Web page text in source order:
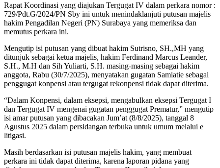
Rapat Koordinasi yang diajukan Tergugat IV dalam perkara nomor :
729/Pdt.G/2024/PN Sby ini untuk menindaklanjuti putusan majelis
hakim Pengadilan Negeri (PN) Surabaya yang memeriksa dan
memutus perkara ini.
Mengutip isi putusan yang dibuat hakim Sutrisno, SH.,MH yang
ditunjuk sebagai ketua majelis, hakim Ferdinand Marcus Leander,
S.H., M.H dan Sih Yuliarti, S.H. masing-masing sebagai hakim
anggota, Rabu (30/7/2025), menyatakan gugatan Samiatie sebagai
penggugat konpensi atau tergugat rekonpensi tidak dapat diterima.
“Dalam Konpensi, dalam eksepsi, mengabulkan eksepsi Tergugat I
dan Tergugat IV mengenai gugatan penggugat Prematur,” mengutip
isi amar putusan yang dibacakan Jum’at (8/8/2025), tanggal 8
Agustus 2025 dalam persidangan terbuka untuk umum melalui e
litigasi.
Masih berdasarkan isi putusan majelis hakim, yang membuat
perkara ini tidak dapat diterima, karena laporan pidana yang